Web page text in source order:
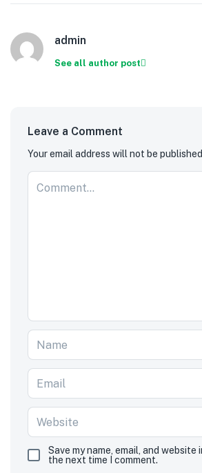
admin
See all author post
Leave a Comment
Your email address will not be
Save my name, email, and
the next time I comment.